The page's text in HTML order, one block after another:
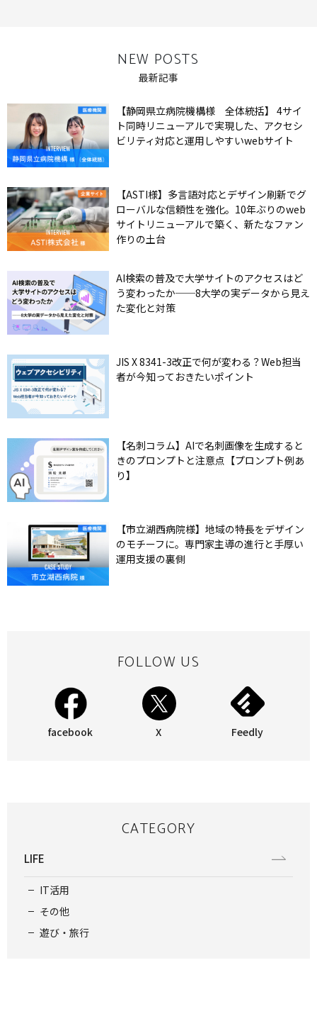
NEW POSTS
最新記事
【静岡県立病院機構様 全体統括】 4サイ
ト同時リニューアルで実現した、アクセシ
ビリティ対応と運用しやすいwebサイト
【ASTI様】多言語対応とデザイン刷新でグ
ローバルな信頼性を強化。10年ぶりのweb
サイトリニューアルで築く、新たなファン
作りの土台
AI検索の普及で大学サイトのアクセスはど
う変わったか──8大学の実データから見え
た変化と対策
JIS X 8341-3改正で何が変わる？Web担当
者が今知っておきたいポイント
【名刺コラム】AIで名刺画像を生成すると
きのプロンプトと注意点【プロンプト例あ
り】
【市立湖西病院様】地域の特長をデザイン
のモチーフに。専門家主導の進行と手厚い
運用支援の裏側
FOLLOW US
facebook X Feedly
CATEGORY
LIFE
IT活用
その他
遊び・旅行